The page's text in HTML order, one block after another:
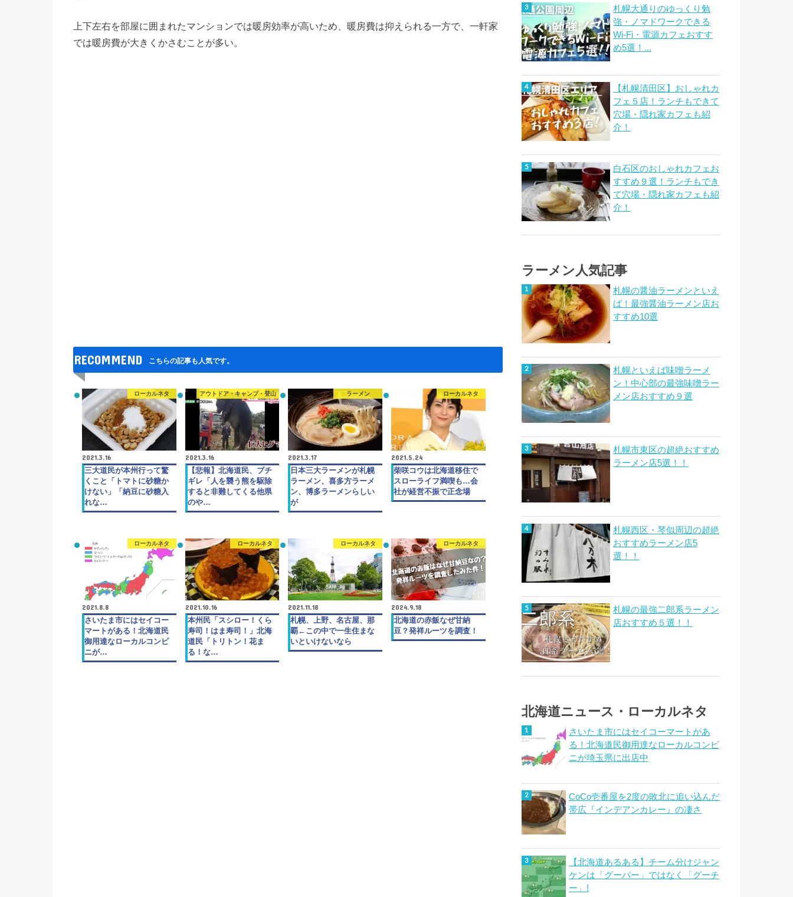
上下左右を部屋に囲まれたマンションでは暖房効率が高いため、暖房費は抑えられる一方で、一軒家
では暖房費が大きくかさむことが多い。
RECOMMEND こちらの記事も人気です。
ローカルネタ
2021.3.16
三大道民が本州行って驚
くこと「トマトに砂糖か
けない」「納豆に砂糖入
れな…
アウトドア・キャンプ・登山
2021.3.16
【悲報】北海道民、ブチ
ギレ「人を襲う熊を駆除
すると非難してくる他県
のや…
ラーメン
2021.3.17
日本三大ラーメンが札幌
ラーメン、喜多方ラーメ
ン、博多ラーメンらしい
が
ローカルネタ
2021.5.24
柴咲コウは北海道移住で
スローライフ満喫も…会
社が経営不振で正念場
ローカルネタ
2021.8.8
さいたま市にはセイコー
マートがある！北海道民
御用達なローカルコンビ
ニが…
ローカルネタ
2021.10.16
本州民「スシロー！くら
寿司！はま寿司！」北海
道民「トリトン！花ま
る！な…
ローカルネタ
2021.11.18
札幌、上野、名古屋、那
覇←この中で一生住まな
いといけないなら
ローカルネタ
2024.9.18
北海道の赤飯なぜ甘納
豆？発祥ルーツを調査！
札幌大通りのゆっくり勉
強・ノマドワークできる
Wi-Fi・電源カフェおすす
め5選！...
【札幌清田区】おしゃれカ
フェ５店！ランチもできて
穴場・隠れ家カフェも紹
介！
白石区のおしゃれカフェお
すすめ９選！ランチもでき
て穴場・隠れ家カフェも紹
介！
ラーメン人気記事
札幌の醤油ラーメンといえ
ば！最強醤油ラーメン店お
すすめ10選
札幌といえば味噌ラーメ
ン！中心部の最強味噌ラー
メン店おすすめ９選
札幌市東区の超絶おすすめ
ラーメン店5選！！
札幌西区・琴似周辺の超絶
おすすめラーメン店5
選！！
札幌の最強二郎系ラーメン
店おすすめ５選！！
北海道ニュース・ローカルネタ
さいたま市にはセイコーマートがあ
る！北海道民御用達なローカルコンビ
ニが埼玉県に出店中
CoCo壱番屋を2度の敗北に追い込んだ
帯広『インデアンカレー』の凄さ
【北海道あるある】チーム分けジャン
ケンは「グーパー」ではなく「グーチ
ー」!